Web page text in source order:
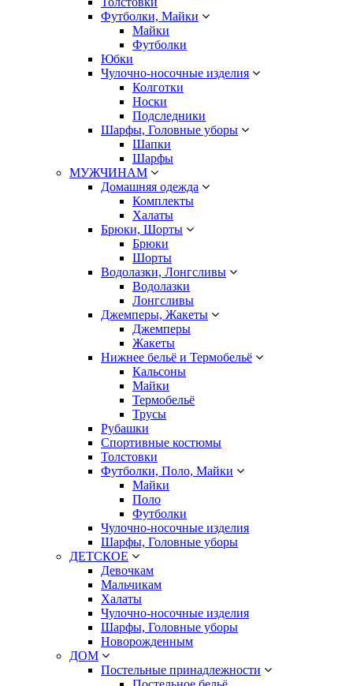
Футболки, Майки
Майки
Футболки
Юбки
Чулочно-носочные изделия
Колготки
Носки
Подследники
Шарфы, Головные уборы
Шапки
Шарфы
МУЖЧИНАМ
Домашняя одежда
Комплекты
Халаты
Брюки, Шорты
Брюки
Шорты
Водолазки, Лонгсливы
Водолазки
Лонгсливы
Джемперы, Жакеты
Джемперы
Жакеты
Нижнее бельё и Термобельё
Кальсоны
Майки
Термобельё
Трусы
Рубашки
Спортивные костюмы
Толстовки
Футболки, Поло, Майки
Майки
Поло
Футболки
Чулочно-носочные изделия
Шарфы, Головные уборы
ДЕТСКОЕ
Девочкам
Мальчикам
Халаты
Чулочно-носочные изделия
Шарфы, Головные уборы
Новорожденным
ДОМ
Постельные принадлежности